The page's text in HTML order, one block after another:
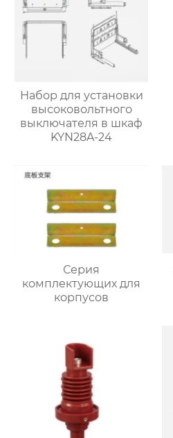
Набор для установки
высоковольтного
выключателя в шкаф
KYN28A-24
Серия
комплектующих для
корпусов